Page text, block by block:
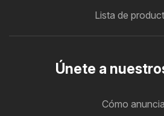
Lista de
Únete a
Cómo